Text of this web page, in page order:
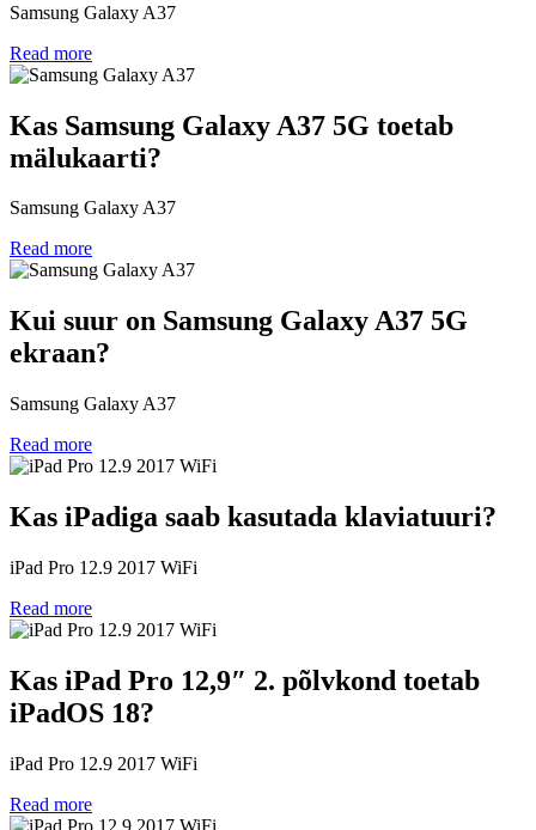
Samsung Galaxy A37
Read more
Kas Samsung Galaxy A37 5G toetab
mälukaarti?
Samsung Galaxy A37
Read more
Kui suur on Samsung Galaxy A37 5G
ekraan?
Samsung Galaxy A37
Read more
Kas iPadiga saab kasutada klaviatuuri?
iPad Pro 12.9 2017 WiFi
Read more
Kas iPad Pro 12,9″ 2. põlvkond toetab
iPadOS 18?
iPad Pro 12.9 2017 WiFi
Read more